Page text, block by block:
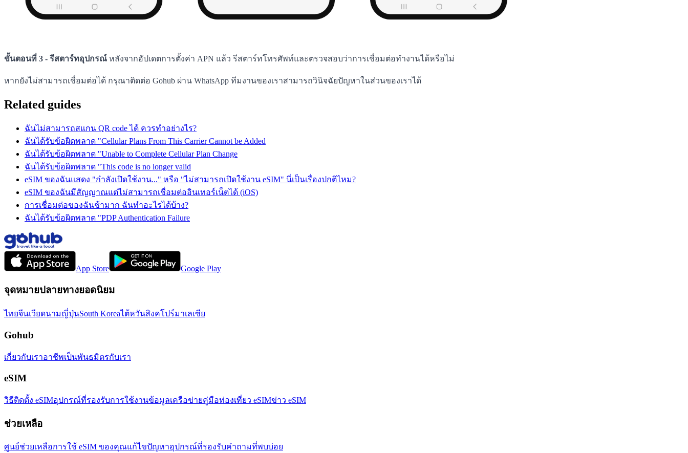
ขั้นตอนที่ 3 - รีสตาร์ทอุปกรณ์ หลังจากอัปเดตการตั้งค่า APN แล้ว รีสตาร์ทโทรศัพท์และตรวจสอบว่าการเชื่อมต่อทำงานได้หรือไม่
หากยังไม่สามารถเชื่อมต่อได้ กรุณาติดต่อ Gohub ผ่าน WhatsApp ทีมงานของเราสามารถวินิจฉัยปัญหาในส่วนของเราได้
Related guides
ฉันไม่สามารถสแกน QR code ได้ ควรทำอย่างไร?
ฉันได้รับข้อผิดพลาด "Cellular Plans From This Carrier Cannot be Added
ฉันได้รับข้อผิดพลาด "Unable to Complete Cellular Plan Change
ฉันได้รับข้อผิดพลาด "This code is no longer valid
eSIM ของฉันแสดง "กำลังเปิดใช้งาน..." หรือ "ไม่สามารถเปิดใช้งาน eSIM" นี่เป็นเรื่องปกติไหม?
eSIM ของฉันมีสัญญาณแต่ไม่สามารถเชื่อมต่ออินเทอร์เน็ตได้ (iOS)
การเชื่อมต่อของฉันช้ามาก ฉันทำอะไรได้บ้าง?
ฉันได้รับข้อผิดพลาด "PDP Authentication Failure
App Store Google Play
จุดหมายปลายทางยอดนิยม
ไทยจีนเวียดนามญี่ปุ่นSouth Koreaไต้หวันสิงคโปร์มาเลเซีย
Gohub
เกี่ยวกับเราอาชีพเป็นพันธมิตรกับเรา
eSIM
วิธีติดตั้ง eSIMอุปกรณ์ที่รองรับการใช้งานข้อมูลเครือข่ายคู่มือท่องเที่ยว eSIMข่าว eSIM
ช่วยเหลือ
ศูนย์ช่วยเหลือการใช้ eSIM ของคุณแก้ไขปัญหาอุปกรณ์ที่รองรับคำถามที่พบบ่อย